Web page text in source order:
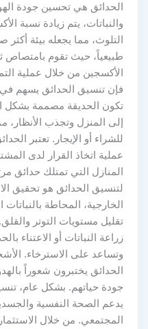
الحدائق هي تحسين جودة
والنباتات، يتم زيادة نسبة
التلوث، مما يجعله بيئة أكثر
طبيعياً، حيث تقوم بامتصاص
الأكسجين من خلال عملية
فإن تنسيق الحدائق يسهم في
تكون الحديقة مصممة بشكل
إلى المنزل وتجذب الأنظار،
للشراء أو الإيجار. تعتبر
عملية اتخاذ القرار لدى
المنازل التي تمتلك حدائق
لتنسيق الحدائق هو تحقيق
الخارجية، المحاطة
تقليل مستويات التوتر
زراعة النباتات أو الاعتناء
وتساعد على الاسترخاء.
الحدائق يختبرون شعوراً
جودة حياتهم. بشكل عام،
يدعم الصحة النفسية
المجتمعي. من خلال